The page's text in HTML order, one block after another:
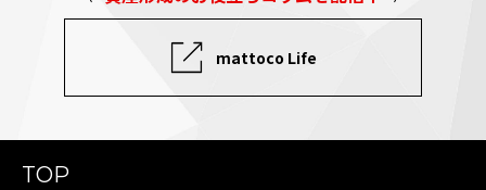
mattoco Life
TOP